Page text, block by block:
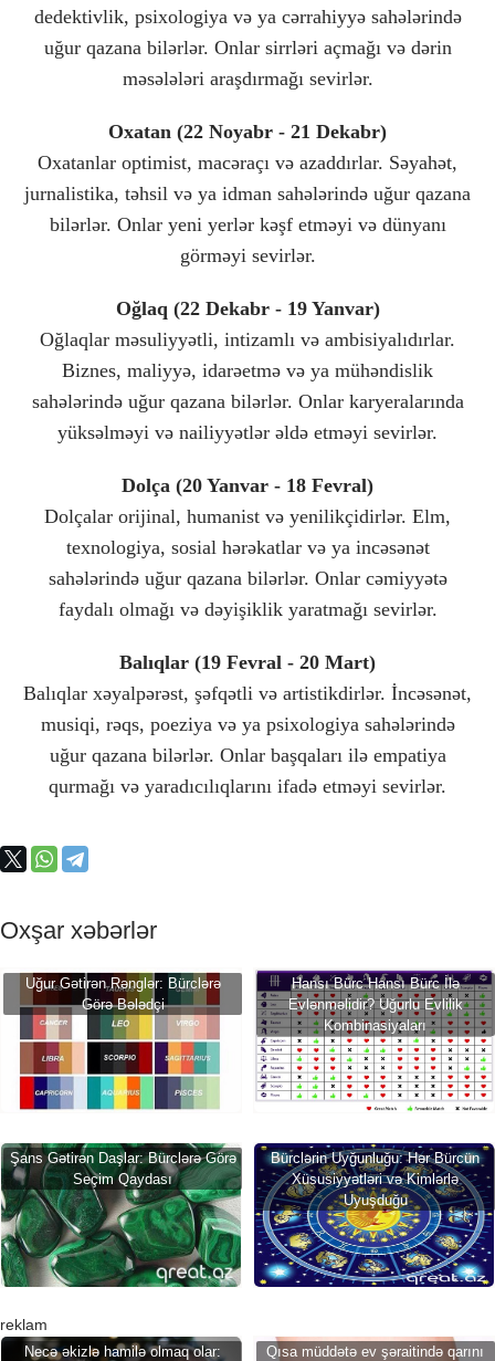
dedektivlik, psixologiya və ya cərrahiyyə sahələrində
uğur qazana bilərlər. Onlar sirrləri açmağı və dərin
məsələləri araşdırmağı sevirlər.
Oxatan (22 Noyabr - 21 Dekabr)
Oxatanlar optimist, macəraçı və azaddırlar. Səyahət,
jurnalistika, təhsil və ya idman sahələrində uğur qazana
bilərlər. Onlar yeni yerlər kəşf etməyi və dünyanı
görməyi sevirlər.
Oğlaq (22 Dekabr - 19 Yanvar)
Oğlaqlar məsuliyyətli, intizamlı və ambisiyalıdırlar.
Biznes, maliyyə, idarəetmə və ya mühəndislik
sahələrində uğur qazana bilərlər. Onlar karyeralarında
yüksəlməyi və nailiyyətlər əldə etməyi sevirlər.
Dolça (20 Yanvar - 18 Fevral)
Dolçalar orijinal, humanist və yenilikçidirlər. Elm,
texnologiya, sosial hərəkatlar və ya incəsənət
sahələrində uğur qazana bilərlər. Onlar cəmiyyətə
faydalı olmağı və dəyişiklik yaratmağı sevirlər.
Balıqlar (19 Fevral - 20 Mart)
Balıqlar xəyalpərəst, şəfqətli və artistikdirlər. İncəsənət,
musiqi, rəqs, poeziya və ya psixologiya sahələrində
uğur qazana bilərlər. Onlar başqaları ilə empatiya
qurmağı və yaradıcılıqlarını ifadə etməyi sevirlər.
Oxşar xəbərlər
Uğur Gətirən Rənglər: Bürclərə
Görə Bələdçi
Hansı Bürc Hansı Bürc İlə
Evlənməlidir? Uğurlu Evlilik
Kombinasiyaları
Şans Gətirən Daşlar: Bürclərə Görə
Seçim Qaydası
Bürclərin Uyğunluğu: Hər Bürcün
Xüsusiyyətləri və Kimlərlə
Uyuşduğu
reklam
Necə əkizlə hamilə olmaq olar:
Qısa müddətə ev şəraitində qarını